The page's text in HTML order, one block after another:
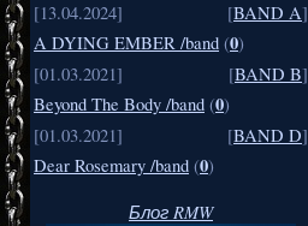
[13.04.2024]
[BAND A]
A DYING EMBER /band (0)
[01.03.2021]
[BAND B]
Beyond The Body /band (0)
[01.03.2021]
[BAND D]
Dear Rosemary /band (0)
Блог RMW